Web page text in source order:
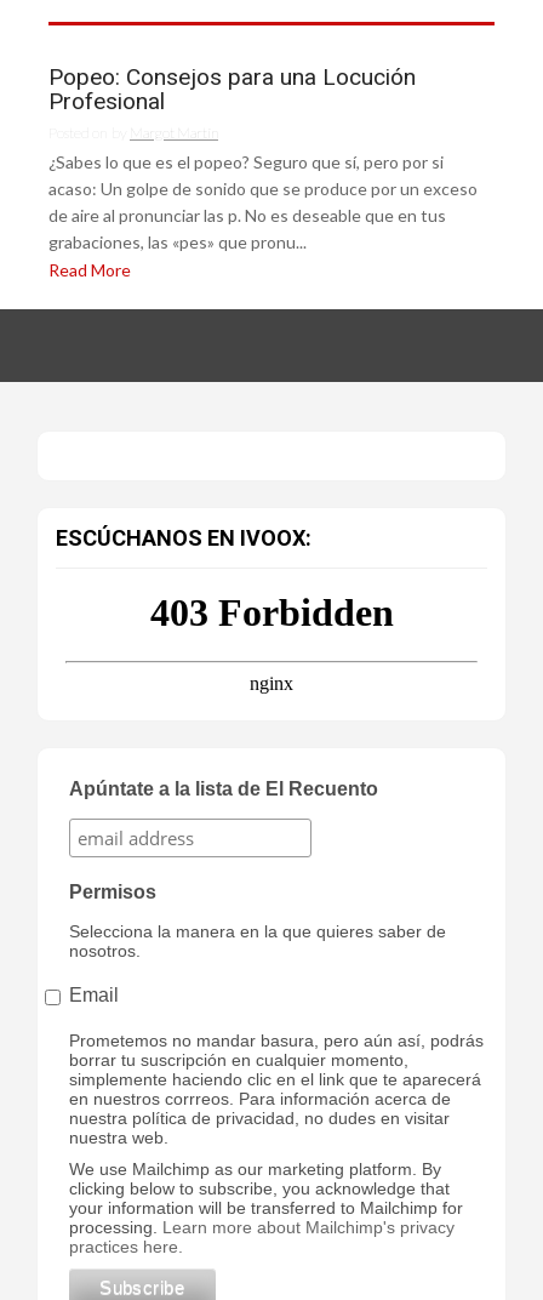
Popeo: Consejos para una Locución
Profesional
Margot Martín
¿Sabes lo que es el popeo? Seguro que sí, pero por si
acaso: Un golpe de sonido que se produce por un exceso
de aire al pronunciar las p. No es deseable que en tus
grabaciones, las «pes» que pronu...
Read More
ESCÚCHANOS EN IVOOX:
Apúntate a la lista de El Recuento
Permisos
Selecciona la manera en la que quieres saber de
nosotros.
Email
Prometemos no mandar basura, pero aún así, podrás
borrar tu suscripción en cualquier momento,
simplemente haciendo clic en el link que te aparecerá
en nuestros corrreos. Para información acerca de
nuestra política de privacidad, no dudes en visitar
nuestra web.
We use Mailchimp as our marketing platform. By
clicking below to subscribe, you acknowledge that
your information will be transferred to Mailchimp for
processing. Learn more about Mailchimp's privacy
practices here.